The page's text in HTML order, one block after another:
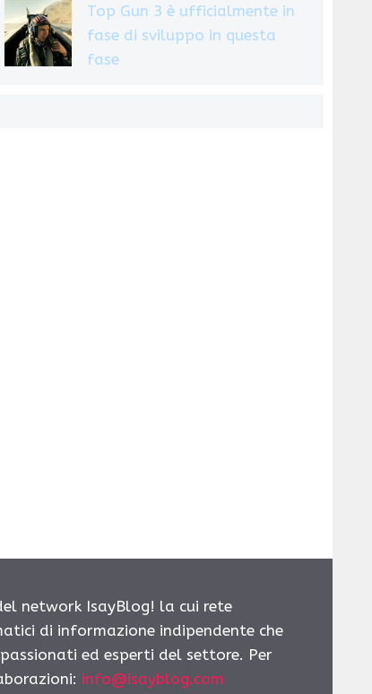
Top Gun 3 è ufficialmente in
fase di sviluppo in questa
fase
network IsayBlog! la cui rete
di informazione indipendente che
ed esperti del settore. Per
info@isayblog.com